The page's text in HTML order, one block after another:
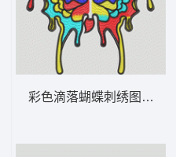
彩色滴落蝴蝶刺绣图案 蝴蝶